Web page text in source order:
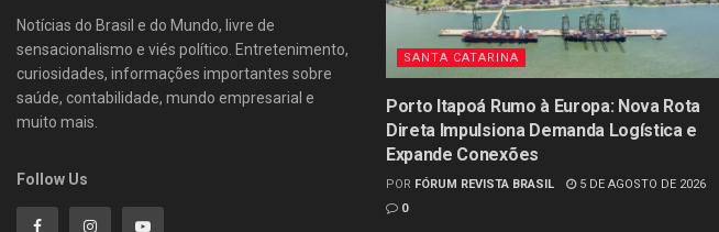
Notícias do Brasil e do Mundo, livre de
sensacionalismo e viés político. Entretenimento,
curiosidades, informações importantes sobre
saúde, contabilidade, mundo empresarial e
muito mais.
Follow Us
SANTA CATARINA
Porto Itapoá Rumo à Europa: Nova Rota
Direta Impulsiona Demanda Logística e
Expande Conexões
POR FÓRUM REVISTA BRASIL
5 DE AGOSTO DE 2026
0